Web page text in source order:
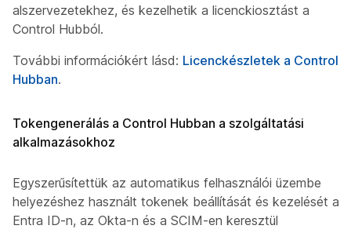
alszervezetekhez, és kezelhetik a licenckiosztást a
Control Hubból.
További információkért lásd: Licenckészletek a Control
Hubban.
Tokengenerálás a Control Hubban a szolgáltatási
alkalmazásokhoz
Egyszerűsítettük az automatikus felhasználói üzembe
helyezéshez használt tokenek beállítását és kezelését az
Entra ID-n, az Okta-n és a SCIM-en keresztül